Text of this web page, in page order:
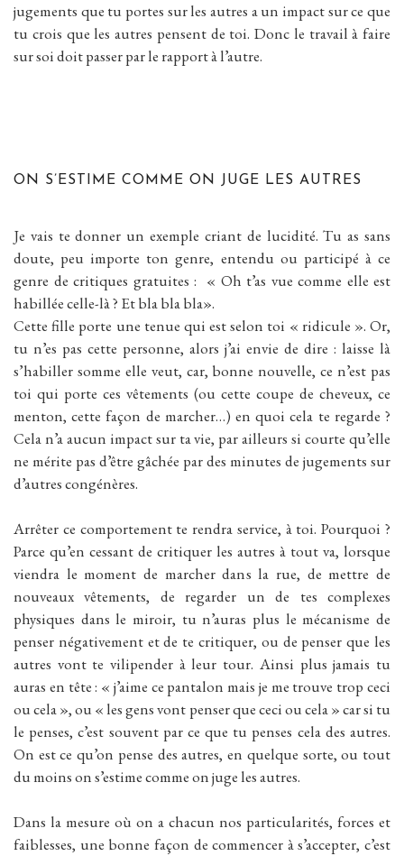
jugements que tu portes sur les autres a un impact sur ce que
tu crois que les autres pensent de toi. Donc le travail à faire
sur soi doit passer par le rapport à l’autre.
ON S’ESTIME COMME ON JUGE LES AUTRES
Je vais te donner un exemple criant de lucidité. Tu as sans
doute, peu importe ton genre, entendu ou participé à ce
genre de critiques gratuites : « Oh t’as vue comme elle est
habillée celle-là ? Et bla bla bla».
Cette fille porte une tenue qui est selon toi « ridicule ». Or,
tu n’es pas cette personne, alors j’ai envie de dire : laisse là
s’habiller somme elle veut, car, bonne nouvelle, ce n’est pas
toi qui porte ces vêtements (ou cette coupe de cheveux, ce
menton, cette façon de marcher…) en quoi cela te regarde ?
Cela n’a aucun impact sur ta vie, par ailleurs si courte qu’elle
ne mérite pas d’être gâchée par des minutes de jugements sur
d’autres congénères.
Arrêter ce comportement te rendra service, à toi. Pourquoi ?
Parce qu’en cessant de critiquer les autres à tout va, lorsque
viendra le moment de marcher dans la rue, de mettre de
nouveaux vêtements, de regarder un de tes complexes
physiques dans le miroir, tu n’auras plus le mécanisme de
penser négativement et de te critiquer, ou de penser que les
autres vont te vilipender à leur tour. Ainsi plus jamais tu
auras en tête : « j’aime ce pantalon mais je me trouve trop ceci
ou cela », ou « les gens vont penser que ceci ou cela » car si tu
le penses, c’est souvent par ce que tu penses cela des autres.
On est ce qu’on pense des autres, en quelque sorte, ou tout
du moins on s’estime comme on juge les autres.
Dans la mesure où on a chacun nos particularités, forces et
faiblesses, une bonne façon de commencer à s’accepter, c’est